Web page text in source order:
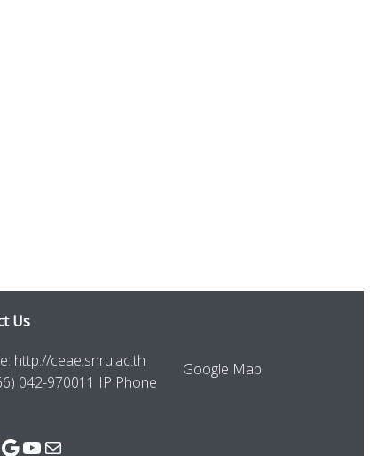
Us
http://ceae.snru.ac.th
042-970011 IP Phone
Google
YouTube
Mail
Google Map